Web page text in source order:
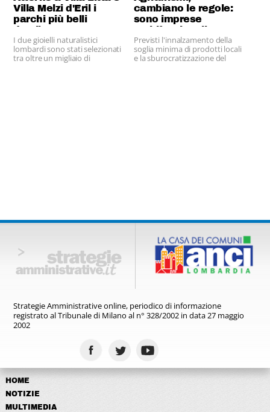
Villa Melzi d'Eril i
parchi più belli
d'Italia
I due gioielli naturalistici
lombardi sono stati selezionati
tra oltre un migliaio di
cambiano le regole:
sono imprese
multifunzionali
Previsti l'innalzamento della
soglia minima di prodotti locali
e la sburocratizzazione del
Strategie Amministrative online, periodico di informazione
registratoal Tribunale di Milano al n° 328/2002 in data 27 maggio
2002
HOME
NOTIZIE
MULTIMEDIA